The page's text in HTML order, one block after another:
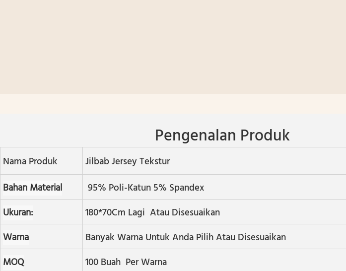
Pengenalan Produk
Nama Produk
Jilbab Jersey Tekstur
Bahan Material
95% Poli-Katun 5% Spandex
Ukuran:
180*70Cm Lagi Atau Disesuaikan
Warna
Banyak Warna Untuk Anda Pilih Atau Disesuaikan
MOQ
100 Buah Per Warna